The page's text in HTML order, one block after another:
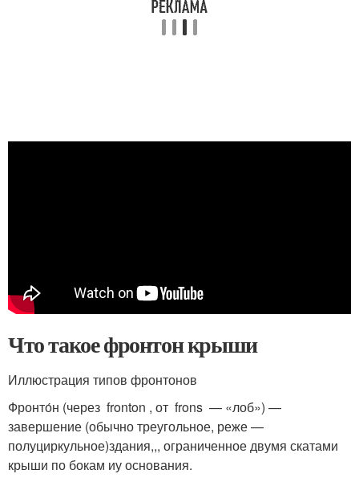
Что такое фронтон крыши
Иллюстрация типов фронтонов
Фронто́н (через fronton , от frons — «лоб») —
завершение (обычно треугольное, реже —
полуциркульное)здания,,, ограниченное двумя скатами
крыши по бокам иу основания.